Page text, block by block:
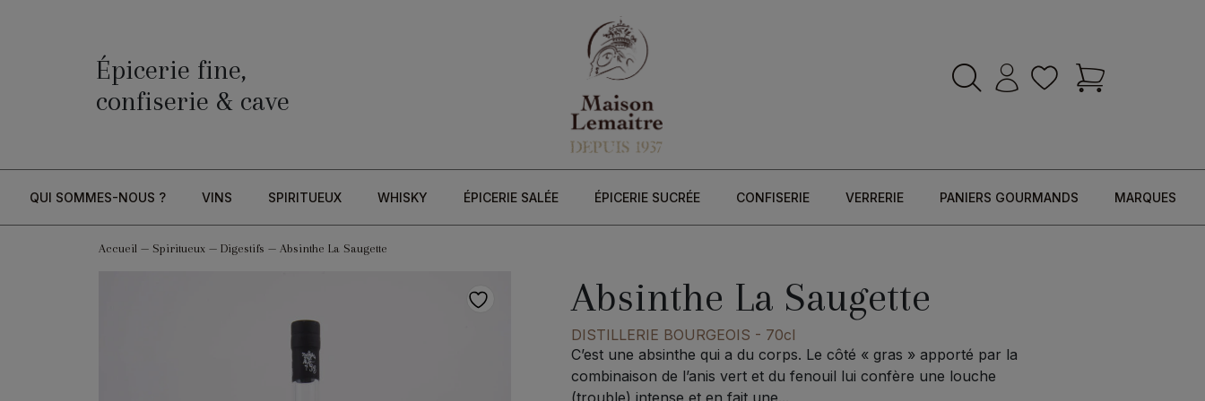
Épicerie fine,
confiserie & cave
QUI SOMMES-NOUS ? VINS SPIRITUEUX WHISKY ÉPICERIE SALÉE ÉPICERIE SUCRÉE CONFISERIE VERRERIE PANIERS GOURMANDS MARQUES
Accueil— Spiritueux— Digestifs — Absinthe La Saugette
Absinthe La Saugette
DISTILLERIE BOURGEOIS - 70cl
C’est une absinthe qui a du corps. Le côté « gras » apporté par la
combinaison de l’anis vert et du fenouil lui confère une louche